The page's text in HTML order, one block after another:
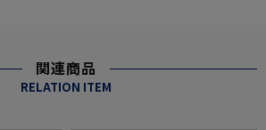
関連商品
RELATION ITEM